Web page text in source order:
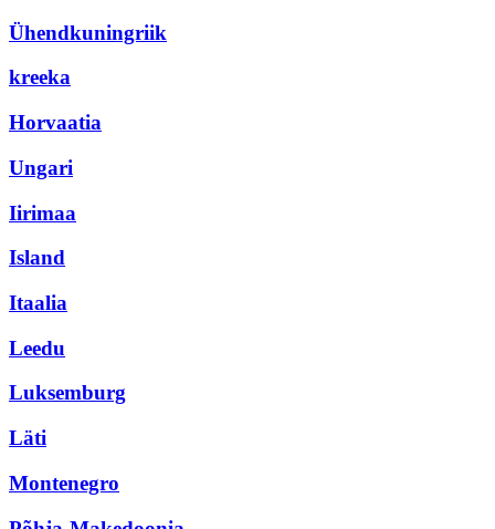
Ühendkuningriik
kreeka
Horvaatia
Ungari
Iirimaa
Island
Itaalia
Leedu
Luksemburg
Läti
Montenegro